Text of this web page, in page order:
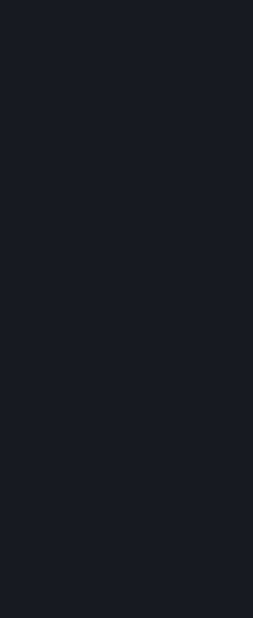
godzinnego limitu. Jeśli
nie jest grywalny przed jego
zwrot pieniędzy w dowolnym
tytułu, a standardowy okres 14
Możesz poprosić o zwrot
ciągu 14 dni od ich zakupu na
W przypadku niektórego
okresowy (comiesięczny,
cyklicznie. Jeżeli odnawialna
podczas obecnego okresu
zwrot w ciągu 48 godzin od
godzin od dowolnego
uznaje się za użytą, jeżeli
rozliczeniowego grano w gry
jeżeli wszelkie korzyści lub
użyte, wykorzystane,
Pamiętaj o tym, że możesz
anulowaniu twoja subskrypcja
odnawiana, ale uzyskasz
subskrypcji do końca twojego